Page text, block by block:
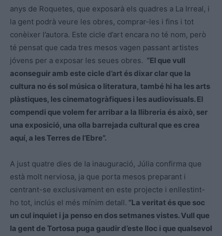
anys de Roquetes, que exposarà els quadres a La Irreal, i
la gent podrà veure les obres, comprar-les i fins i tot
conèixer l’autora. Este cicle d’art encara no té nom, però
té pensat que cada tres mesos vagen passant artistes
jóvens per a exposar les seues obres. “El que vull
aconseguir amb este cicle d’art és dixar clar que la
cultura no és sol música o literatura, també hi ha les arts
plàstiques, les cinematogràfiques i les audiovisuals. El
compendi que volem fer arribar a la llibreria és això, ser
una exposició, una olla barrejada cultural que es crea
aquí, a les Terres de l’Ebre”.
A just quatre dies de la inauguració, Júlia confirma que
està molt nerviosa, ja que porta mesos preparant i
centrant-se exclusivament en este projecte i enllestint-
ho tot, inclús el més mínim detall. “La veritat és que soc
un cul inquiet i ja penso en dos setmanes vistes. Vull que
la gent de Tortosa puga gaudir d’este lloc i que qualsevol